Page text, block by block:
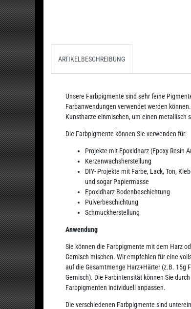
ARTIKELBESCHREIBUNG
Unsere Farbpigmente sind sehr feine
Farbanwendungen verwendet werden
Kunstharze einmischen, um einen metallisch
Die Farbpigmente können Sie verwenden für:
Projekte mit Epoxidharz (Epoxy Resin
Kerzenwachsherstellung
DIY- Projekte mit Farbe, Lack, Ton,
und sogar Papiermasse
Epoxidharz Bodenbeschichtung
Pulverbeschichtung
Schmuckherstellung
Anwendung
Sie können die Farbpigmente mit dem Harz
Gemisch mischen. Wir empfehlen für eine
auf die Gesamtmenge Harz+Härter (z.B. 15g
Gemisch). Die Farbintensität können Sie
Farbpigmenten individuell anpassen.
Die verschiedenen Farbpigmente sind